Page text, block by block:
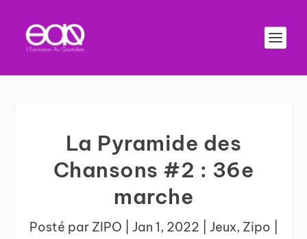
La Pyramide des
Chansons #2 : 36e
marche
Posté par ZIPO Jan 1, 2022 Jeux, Zipo